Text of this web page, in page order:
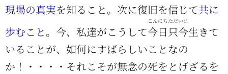
現場の真実を知ること。次に復旧を信じて共に
歩むこと。今、私達がこうして今日只今
こんにちただいま
生きて
いることが、如何にすばらしいことなの
か！・・・・それこそが無念の死をとげざるを